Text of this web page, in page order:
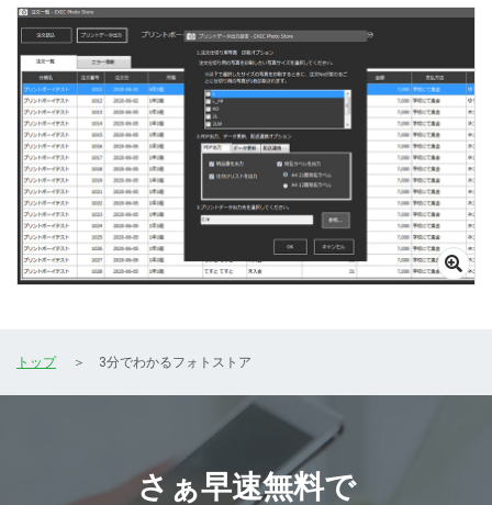
トップ 3分でわかるフォトストア
さぁ早速無料で